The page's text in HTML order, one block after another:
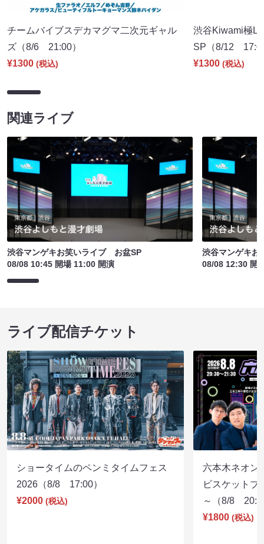
チームバイブスデカマグマ二次元ギャル
ズ（8/6 21:00）
¥1300 (税込)
渋谷Kiwami極
SP（8/12
¥1300 (税込)
関連ライブ
渋谷マンゲキお笑いライブ お盆SP
08/08 10:45 開場 11:00 開演
渋谷マンゲキ
08/08 12:30 開
ライブ配信チケット
ショータイムのペンミタイムフェス
2026（8/8 17:00）
¥2000 (税込)
六本木ネオン
ビスケットブ
～（8/8
¥1800 (税込)